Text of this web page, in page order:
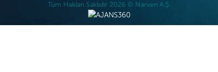
Tüm Hakları Saklıdır 2026 © Narven A.Ş.